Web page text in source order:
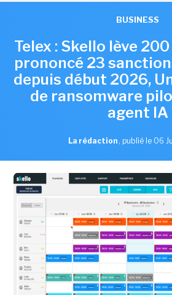
BUSINESS
Telex : Skello lève
prononcé 23
depuis début 2026,
de ransomware
agent IA
La rédaction , publié le 06